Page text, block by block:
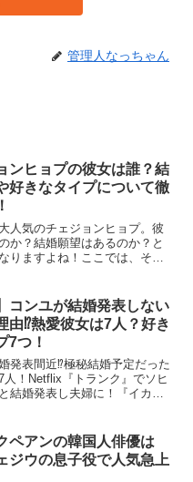
管理人なっちゃん
ンヒョプの彼女は誰？結
好きなタイプについて徹
人気のチェジョンヒョプ。彼
か？結婚願望はあるのか？と
りますよね！ここでは、それ
コンユが結婚発表しない
由⁉熱愛彼女は7人？好き
7つ！
発表間近⁉極秘結婚予定だった
人！Netflix『トランク』でソヒ
結婚発表し夫婦に！『イカゲ
の7つの条件！
ペアンの韓国人俳優は
ジウの息子役で人気急上